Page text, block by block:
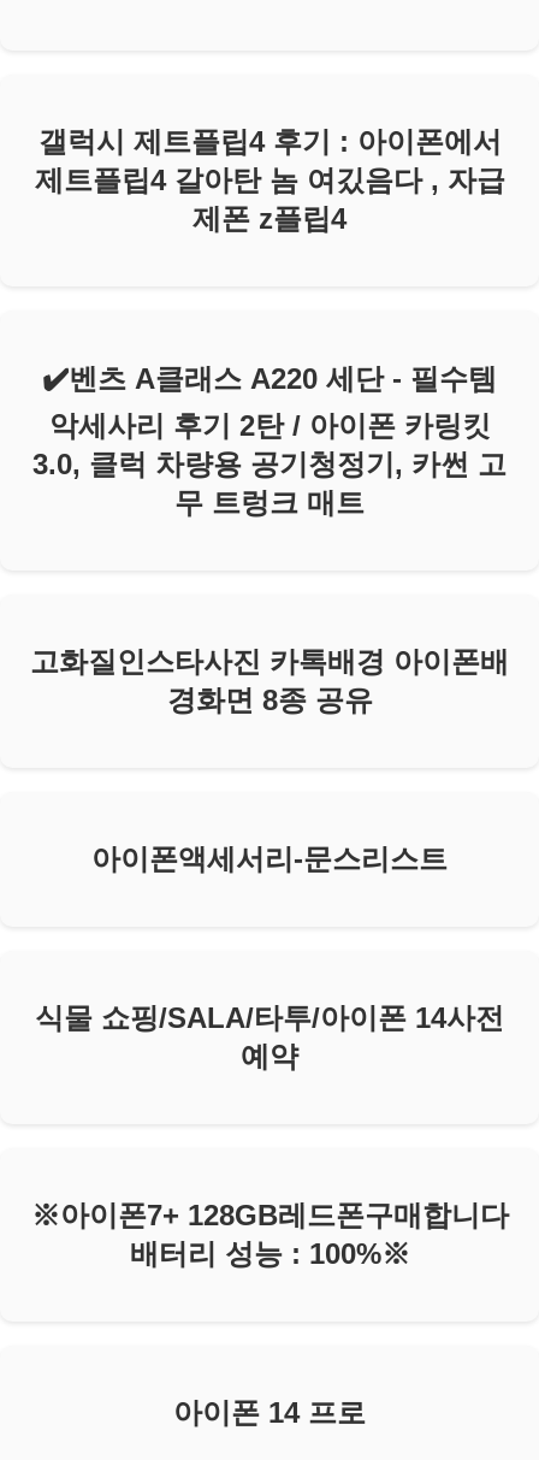
갤럭시 제트플립4 후기 : 아이폰에서
제트플립4 갈아탄 놈 여깄음다 , 자급
제폰 z플립4
✔️벤츠 A클래스 A220 세단 - 필수템
악세사리 후기 2탄 / 아이폰 카링킷
3.0, 클럭 차량용 공기청정기, 카썬 고
무 트렁크 매트
고화질인스타사진 카톡배경 아이폰배
경화면 8종 공유
아이폰액세서리-문스리스트
식물 쇼핑/SALA/타투/아이폰 14사전
예약
※아이폰7+ 128GB레드폰구매합니다
배터리 성능 : 100%※
아이폰 14 프로